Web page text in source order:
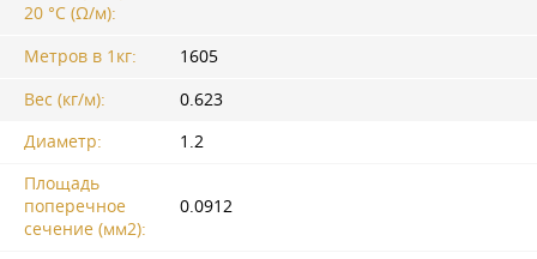
20 °C (Ω/м):
Метров в 1кг:
1605
Вес (кг/м):
0.623
Диаметр:
1.2
Площадь
поперечное
сечение (мм2):
0.0912